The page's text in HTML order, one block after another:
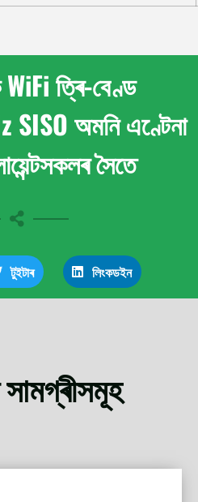
WiFi ত্ৰি-বেণ্ড
SISO অমনি এণ্টেনা
সৈতে
টুইটাৰ লিংকডইন
সামগ্ৰীসমূহ